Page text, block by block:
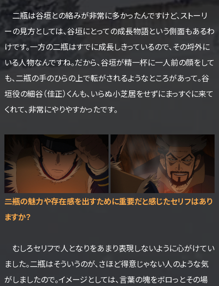
二瓶は谷垣との絡みが非常に多かったんですけど、ストーリ
ーの見方としては、谷垣にとっての成長物語という側面もあるわ
けです。一方の二瓶はすでに成長しきっているので、その埒外に
いる人物なんですね。だから、谷垣が精一杯に一人前の顔をして
も、二瓶の手のひらの上で転がされるようなところがあって。谷
垣役の細谷（佳正）くんも、いらぬ小芝居をせずにまっすぐに来て
くれて、非常にやりやすかったです。
――二瓶の魅力や存在感を出すために重要だと感じたセリフはあり
ますか？
むしろセリフで人となりをあまり表現しないように心がけてい
ました。二瓶はそういうのが、さほど得意じゃない人のような気
がしましたので。イメージとしては、言葉の塊をボロっとその場